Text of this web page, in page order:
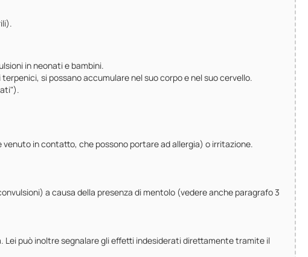
in neonati e bambini.
si possano accumulare nel suo corpo e nel suo cervello.
in contatto, che possono portare ad allergia) o irritazione.
a causa della presenza di mentolo (vedere anche paragrafo 3
può inoltre segnalare gli effetti indesiderati direttamente tramite il